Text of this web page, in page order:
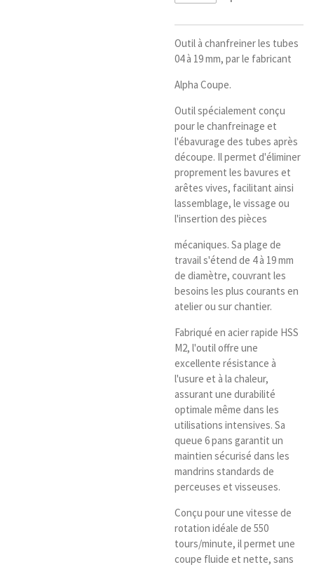
Outil à chanfreiner les tubes
04 à 19 mm, par le fabricant
Alpha Coupe.
Outil spécialement conçu
pour le chanfreinage et
l'ébavurage des tubes après
découpe. Il permet d'éliminer
proprement les bavures et
arêtes vives, facilitant ainsi
lassemblage, le vissage ou
l'insertion des pièces
mécaniques. Sa plage de
travail s'étend de 4 à 19 mm
de diamètre, couvrant les
besoins les plus courants en
atelier ou sur chantier.
Fabriqué en acier rapide HSS
M2, l'outil offre une
excellente résistance à
l'usure et à la chaleur,
assurant une durabilité
optimale même dans les
utilisations intensives. Sa
queue 6 pans garantit un
maintien sécurisé dans les
mandrins standards de
perceuses et visseuses.
Conçu pour une vitesse de
rotation idéale de 550
tours/minute, il permet une
coupe fluide et nette, sans